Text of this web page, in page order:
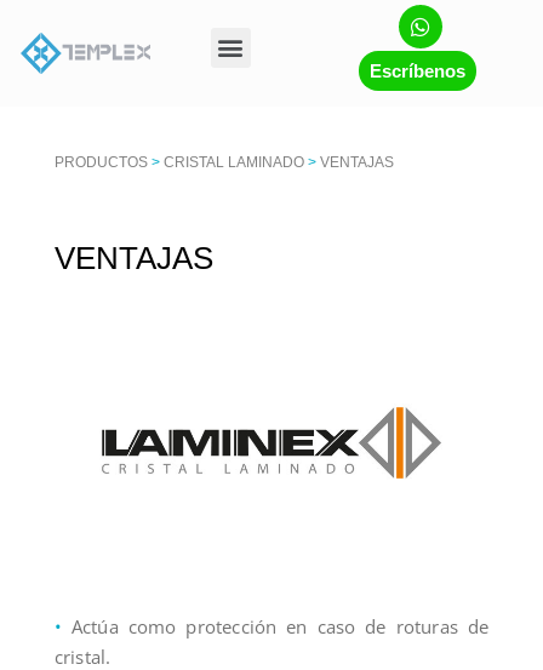
Escríbenos
PRODUCTOS> CRISTAL LAMINADO> VENTAJAS
VENTAJAS
• Actúa como protección en caso de roturas de
cristal.